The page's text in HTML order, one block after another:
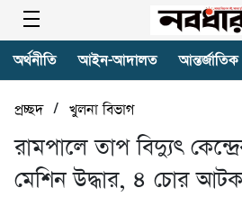
অর্থনীতি আইন-আদালত আন্তর্জাতিক
প্রচ্ছদ/ খুলনা বিভাগ
রামপালে তাপ বিদ্যুৎ
মেশিন উদ্ধার, ৪ চোর আটক